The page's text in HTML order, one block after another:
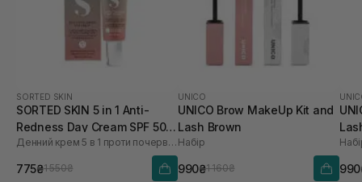
SORTED SKIN
SORTED SKIN 5 in 1 Anti-
Redness Day Cream SPF 50
30 мл
Денний крем 5 в 1 проти почервоніння
775₴1 550₴
UNICO
UNICO Brow MakeUp Kit and
Lash Brown
Набір
990₴1 160₴